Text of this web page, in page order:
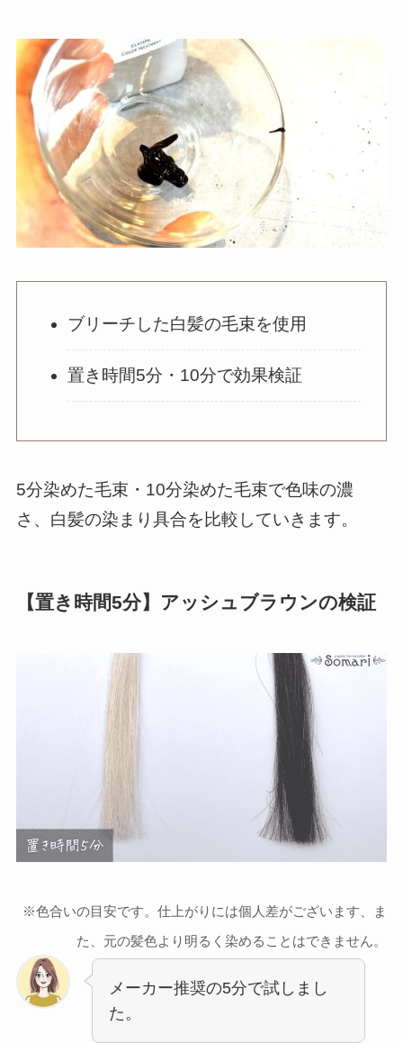
ブリーチした白髪の毛束を使用
置き時間5分・10分で効果検証
5分染めた毛束・10分染めた毛束で色味の濃
さ、白髪の染まり具合を比較していきます。
【置き時間5分】アッシュブラウンの検証
※色合いの目安です。仕上がりには個人差がございます、ま
た、元の髪色より明るく染めることはできません。
メーカー推奨の5分で試しまし
た。